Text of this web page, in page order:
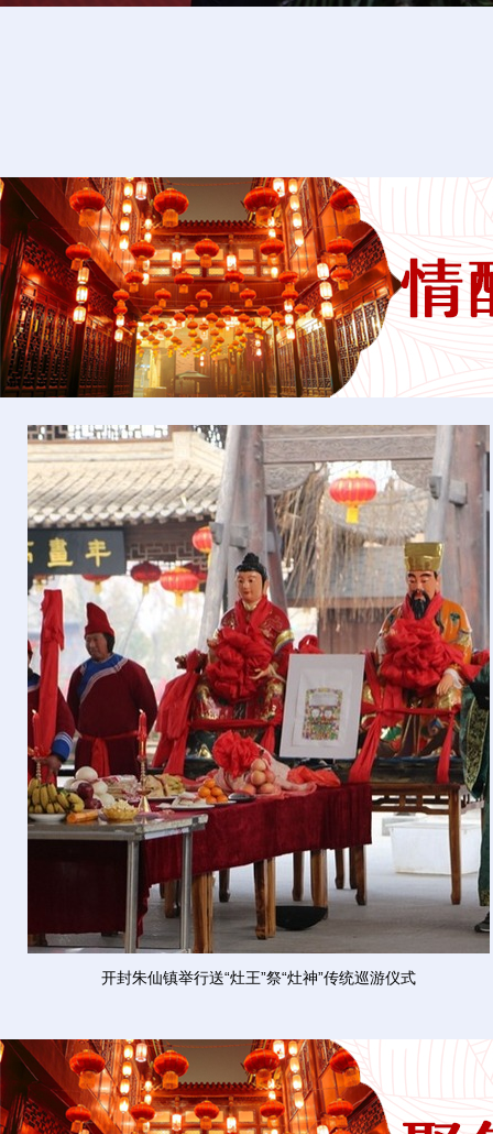
开封朱仙镇举行送“灶王”祭“灶神”传统巡游仪式